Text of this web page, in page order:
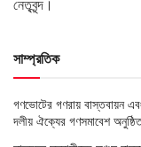
নেতৃবৃন্দ।
সাম্প্রতিক
গণভোটের গণরায় বাস্তবায়ন
দলীয় ঐক্যের গণসমাবেশ